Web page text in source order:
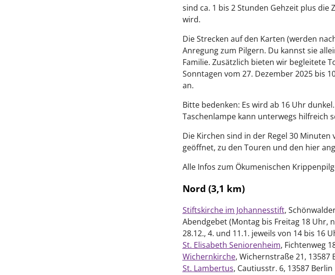
sind ca. 1 bis 2 Stunden Gehzeit plus
wird.
Die Strecken auf den Karten (werden
Anregung zum Pilgern. Du kannst sie
Familie. Zusätzlich bieten wir begleitete
Sonntagen vom 27. Dezember 2025 bis
an.
Bitte bedenken: Es wird ab 16 Uhr
Taschenlampe kann unterwegs hilfreich
Die Kirchen sind in der Regel 30
geöffnet, zu den Touren und den hier
Alle Infos zum Ökumenischen
Nord (3,1 km)
Stiftskirche im Johannesstift,
Abendgebet (Montag bis Freitag 18 Uhr,
28.12., 4. und 11.1. jeweils von 14 bis 16
St. Elisabeth Seniorenheim, Fichtenweg
Wichernkirche, Wichernstraße 21, 13587
St. Lambertus, Cautiusstr. 6, 13587 Berlin